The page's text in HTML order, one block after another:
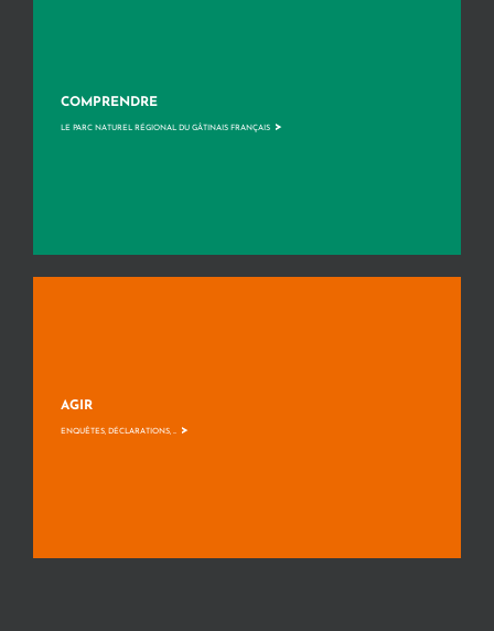
COMPRENDRE
LE PARC NATUREL RÉGIONAL DU GÂTINAIS FRANÇAIS >
AGIR
ENQUÊTES, DÉCLARATIONS, ... >